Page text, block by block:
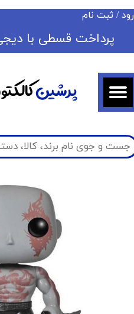
/ ثبت نام
حساب کاربری من
تغییر گذر واژه
سفارشات
خروج از حساب کاربری
​​پرداخت قسطی با
پرشین